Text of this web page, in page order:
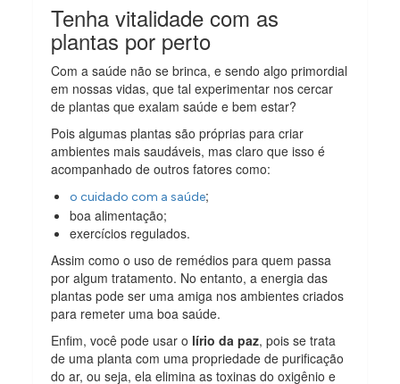
Tenha vitalidade com as
plantas por perto
Com a saúde não se brinca, e sendo algo primordial
em nossas vidas, que tal experimentar nos cercar
de plantas que exalam saúde e bem estar?
Pois algumas plantas são próprias para criar
ambientes mais saudáveis, mas claro que isso é
acompanhado de outros fatores como:
o cuidado com a saúde;
boa alimentação;
exercícios regulados.
Assim como o uso de remédios para quem passa
por algum tratamento. No entanto, a energia das
plantas pode ser uma amiga nos ambientes criados
para remeter uma boa saúde.
Enfim, você pode usar o lírio da paz, pois se trata
de uma planta com uma propriedade de purificação
do ar, ou seja, ela elimina as toxinas do oxigênio e